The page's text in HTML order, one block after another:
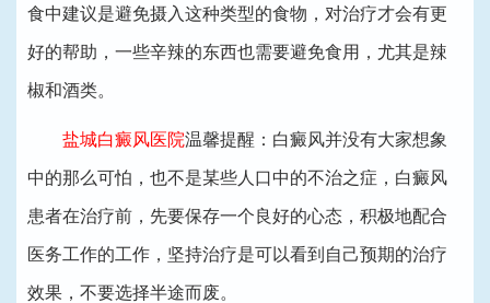
食中建议是避免摄入这种类型的食物，对治疗才会有更
好的帮助，一些辛辣的东西也需要避免食用，尤其是辣
椒和酒类。
盐城白癜风医院温馨提醒：白癜风并没有大家想象
中的那么可怕，也不是某些人口中的不治之症，白癜风
患者在治疗前，先要保存一个良好的心态，积极地配合
医务工作的工作，坚持治疗是可以看到自己预期的治疗
效果，不要选择半途而废。